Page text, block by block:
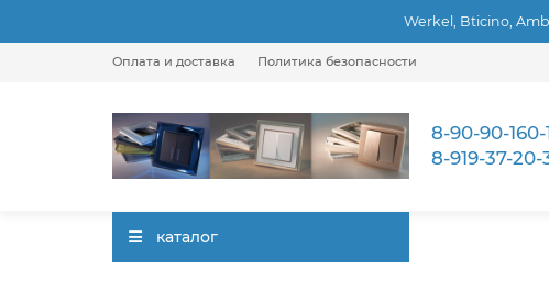
Werkel, Bticino,
Оплата и доставка Политика безопасности
8-90-90-160-
8-919-37-20-
каталог